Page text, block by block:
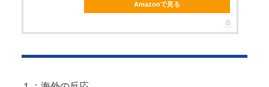
Powered by livedoor 相互RSS
Amazonで見る